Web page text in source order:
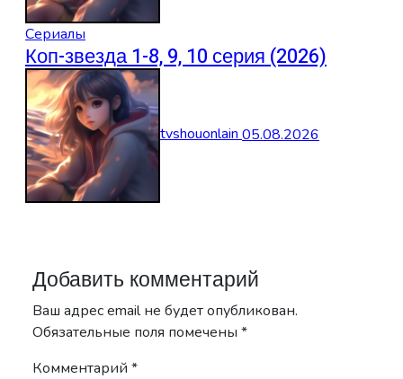
Сериалы
Коп-звезда 1-8, 9, 10 серия (2026)
tvshouonlain05.08.2026
Добавить комментарий
Ваш адрес email не будет опубликован.
Обязательные поля помечены *
Комментарий *